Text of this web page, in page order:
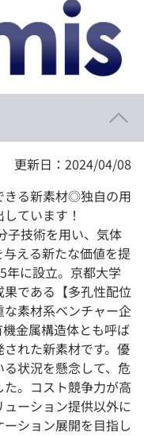
更新日：2024/04/08
る新素材◎独自の用
ています！
子技術を用い、気体
える新たな価値を提
年に設立。京都大学
である【多孔性配位
素材系ベンチャー企
金属構造体とも呼ば
れた新素材です。優
状況を懸念して、危
。コスト競争力が高
ーション提供以外に
ション展開を目指し